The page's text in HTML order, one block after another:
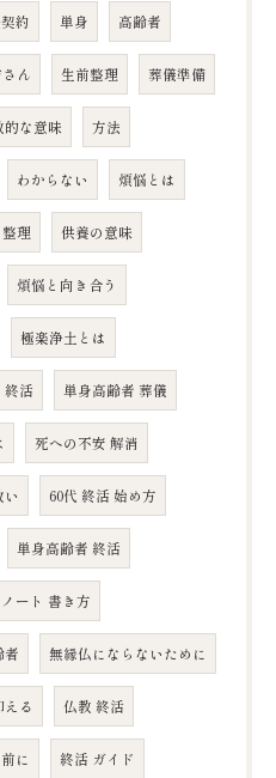
約 単身 高齢者
ん 生前整理 葬儀準備
的な意味 方法
わからない 煩悩とは
理 供養の意味
煩悩と向き合う
極楽浄土とは
終活 単身高齢者 葬儀
死への不安 解消
60代 終活 始め方
単身高齢者 終活
ート 書き方
者 無縁仏にならないために
える 仏教 終活
に 終活 ガイド